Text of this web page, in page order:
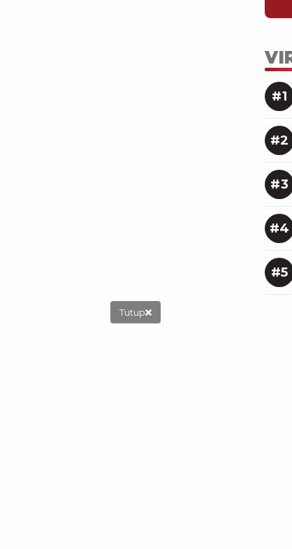
#1
#2
#3
#4
#5
Tutup